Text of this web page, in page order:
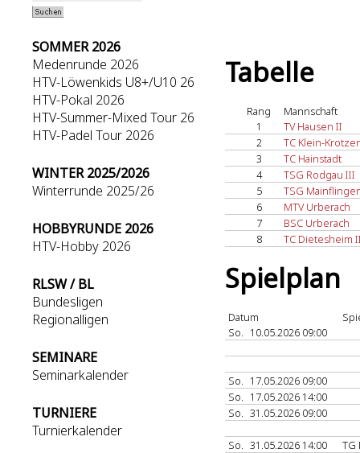
SOMMER 2026
Medenrunde 2026
HTV-Löwenkids U8+/U10 26
HTV-Pokal 2026
HTV-Summer-Mixed Tour 26
HTV-Padel Tour 2026
WINTER 2025/2026
Winterrunde 2025/26
HOBBYRUNDE 2026
HTV-Hobby 2026
RLSW / BL
Bundesligen
Regionalligen
SEMINARE
Seminarkalender
TURNIERE
Turnierkalender
Tabelle
Rang
Mannschaft
1
TV Hausen II
2
TC Klein-
3
TC Hainstadt
4
TSG Rodgau III
5
TSG
6
MTV Urberach
7
BSC Urberach
8
TC Dietesheim
Spielplan
Datum
So. 10.05.2026 09:00
So. 17.05.2026 09:00
So. 17.05.2026 14:00
So. 31.05.2026 09:00
So. 31.05.2026 14:00